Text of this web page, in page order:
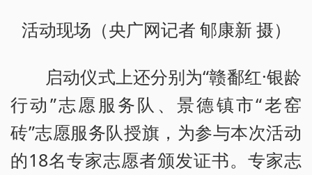
活动现场（央广网记者 郇康新 摄）
启动仪式上还分别为“赣鄱红·银龄
行动”志愿服务队、景德镇市“老窑
砖”志愿服务队授旗，为参与本次活动
的18名专家志愿者颁发证书。专家志